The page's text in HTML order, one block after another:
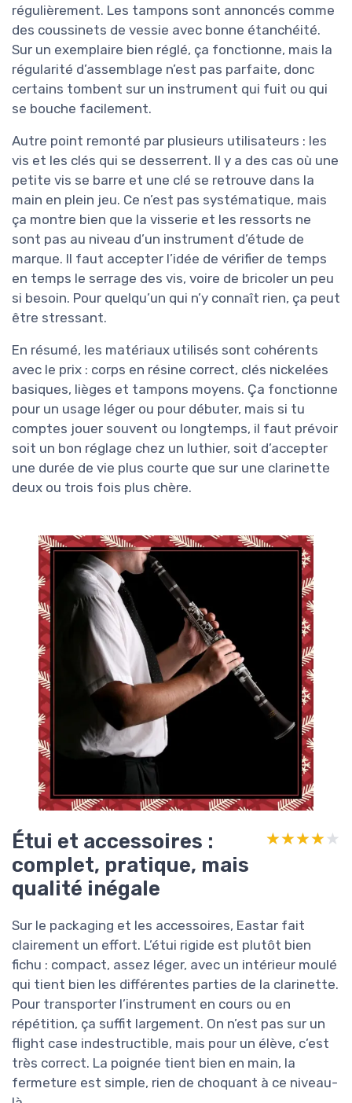
régulièrement. Les tampons sont annoncés comme
des coussinets de vessie avec bonne étanchéité.
Sur un exemplaire bien réglé, ça fonctionne, mais la
régularité d’assemblage n’est pas parfaite, donc
certains tombent sur un instrument qui fuit ou qui
se bouche facilement.
Autre point remonté par plusieurs utilisateurs : les
vis et les clés qui se desserrent. Il y a des cas où une
petite vis se barre et une clé se retrouve dans la
main en plein jeu. Ce n’est pas systématique, mais
ça montre bien que la visserie et les ressorts ne
sont pas au niveau d’un instrument d’étude de
marque. Il faut accepter l’idée de vérifier de temps
en temps le serrage des vis, voire de bricoler un peu
si besoin. Pour quelqu’un qui n’y connaît rien, ça peut
être stressant.
En résumé, les matériaux utilisés sont cohérents
avec le prix : corps en résine correct, clés nickelées
basiques, lièges et tampons moyens. Ça fonctionne
pour un usage léger ou pour débuter, mais si tu
comptes jouer souvent ou longtemps, il faut prévoir
soit un bon réglage chez un luthier, soit d’accepter
une durée de vie plus courte que sur une clarinette
deux ou trois fois plus chère.
Étui et accessoires :
complet, pratique, mais
qualité inégale
★★★★★
★★★★★
Sur le packaging et les accessoires, Eastar fait
clairement un effort. L’étui rigide est plutôt bien
fichu : compact, assez léger, avec un intérieur moulé
qui tient bien les différentes parties de la clarinette.
Pour transporter l’instrument en cours ou en
répétition, ça suffit largement. On n’est pas sur un
flight case indestructible, mais pour un élève, c’est
très correct. La poignée tient bien en main, la
fermeture est simple, rien de choquant à ce niveau-